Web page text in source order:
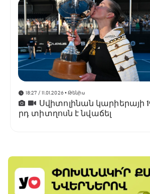
18:27 / 11.01.2026• Թենիս
Սվիտոլինան կարիերայի
րդ տիտղոսն է նվաճել